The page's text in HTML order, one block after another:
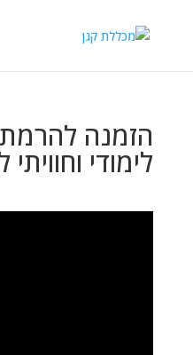
הזמנה
לימודי וחוויתי